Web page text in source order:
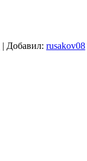
| Добавил: rusakov08